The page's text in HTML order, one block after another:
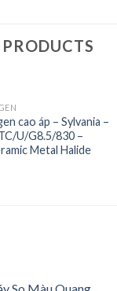
Add to
Wishlist
cao áp – Sylvania –
U/G8.5/830 –
Metal Halide